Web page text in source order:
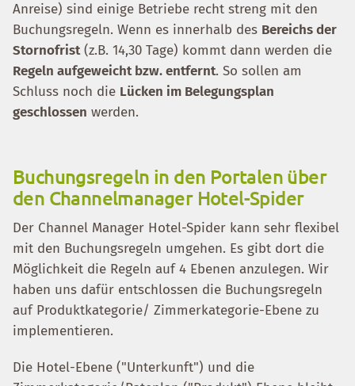
Anreise) sind einige Betriebe recht streng mit den
Buchungsregeln. Wenn es innerhalb des Bereichs der
Stornofrist(z.B. 14,30 Tage) kommt dann werden die
Regeln aufgeweicht bzw. entfernt. So sollen am
Schluss noch die Lücken im Belegungsplan
geschlossen werden.
Buchungsregeln in den Portalen über
den Channelmanager Hotel-Spider
Der Channel Manager Hotel-Spider kann sehr flexibel
mit den Buchungsregeln umgehen. Es gibt dort die
Möglichkeit die Regeln auf 4 Ebenen anzulegen. Wir
haben uns dafür entschlossen die Buchungsregeln
auf Produktkategorie/ Zimmerkategorie-Ebene zu
implementieren.
Die Hotel-Ebene ("Unterkunft") und die